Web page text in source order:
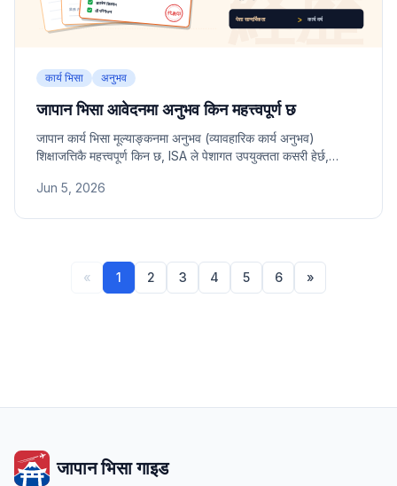
कार्य भिसा अनुभव
जापान भिसा आवेदनमा अनुभव किन महत्त्वपूर्ण छ
जापान कार्य भिसा मूल्याङ्कनमा अनुभव (व्यावहारिक कार्य अनुभव)
शिक्षाजत्तिकै महत्त्वपूर्ण किन छ, ISA ले पेशागत उपयुक्तता कसरी हेर्छ,
Jun 5, 2026
« 1 2 3 4 5 6 »
जापान भिसा गाइड